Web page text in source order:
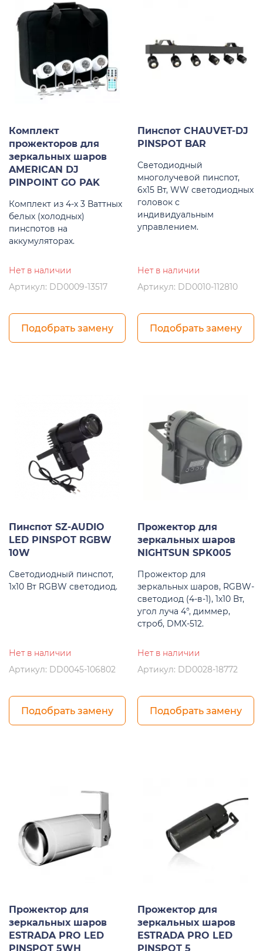
Комплект
прожекторов для
зеркальных шаров
AMERICAN DJ
PINPOINT GO PAK
Комплект из 4-х 3 Ваттных
белых (холодных)
пинспотов на
аккумуляторах.
Нет в наличии
Артикул: DD0009-13517
Подобрать замену
Пинспот CHAUVET-DJ
PINSPOT BAR
Светодиодный
многолучевой пинспот,
6х15 Вт, WW светодиодных
головок с
индивидуальным
управлением.
Нет в наличии
Артикул: DD0010-112810
Подобрать замену
Пинспот SZ-AUDIO
LED PINSPOT RGBW
10W
Светодиодный пинспот,
1х10 Вт RGBW светодиод.
Нет в наличии
Артикул: DD0045-106802
Подобрать замену
Прожектор для
зеркальных шаров
NIGHTSUN SPK005
Прожектор для
зеркальных шаров, RGBW-
светодиод (4-в-1), 1х10 Вт,
угол луча 4°, диммер,
строб, DMX-512.
Нет в наличии
Артикул: DD0028-18772
Подобрать замену
Прожектор для
зеркальных шаров
ESTRADA PRO LED
PINSPOT 5WH
Прожектор для
зеркальных шаров
ESTRADA PRO LED
PINSPOT 5